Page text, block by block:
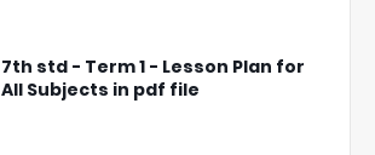
7th std - Term 1 - Lesson Plan for
All Subjects in pdf file